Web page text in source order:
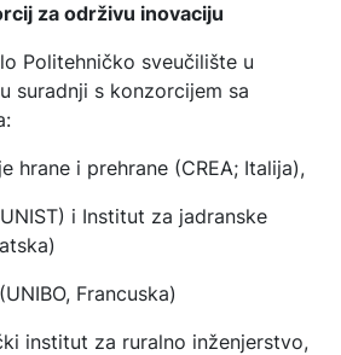
za održivu inovaciju
Politehničko sveučilište u
suradnji s konzorcijem sa
hrane i prehrane (CREA; Italija),
i Institut za jadranske
Francuska)
institut za ruralno inženjerstvo,